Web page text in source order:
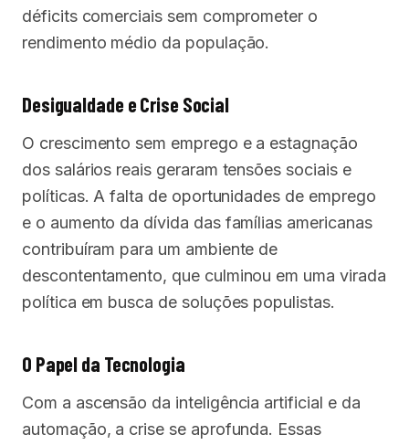
déficits comerciais sem comprometer o
rendimento médio da população.
Desigualdade e Crise Social
O crescimento sem emprego e a estagnação
dos salários reais geraram tensões sociais e
políticas. A falta de oportunidades de emprego
e o aumento da dívida das famílias americanas
contribuíram para um ambiente de
descontentamento, que culminou em uma virada
política em busca de soluções populistas.
O Papel da Tecnologia
Com a ascensão da inteligência artificial e da
automação, a crise se aprofunda. Essas